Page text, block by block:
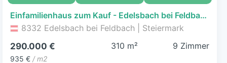
Einfamilienhaus zum Kauf - Edelsbach bei Feldbach - 290.000 € - 9 Zimmer, 310 m², 1.000 m² Grundstück
8332 Edelsbach bei Feldbach | Steiermark
290.000 €
935 € / m2
310 m² 9 Zimmer